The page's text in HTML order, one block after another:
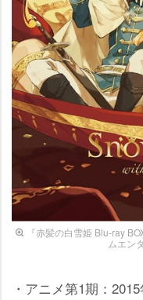
『赤髪の白雪姫 Blu-ray
ムエン
・アニメ第1期：